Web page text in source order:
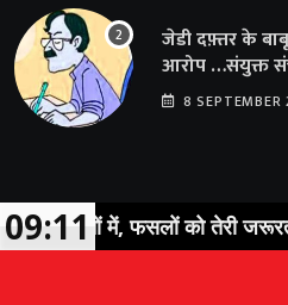
जेडी दफ़्तर के
आरोप …संयुक्त
शिक्षकों क़ो
8 SEPTEMBER
खेतों में, फसलों को तेरी जरूरत है। ऐ
09:11